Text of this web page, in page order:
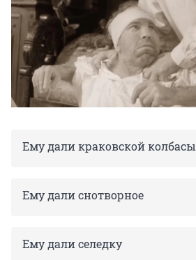
Ему дали краковской колбасы
Ему дали снотворное
Ему дали селедку